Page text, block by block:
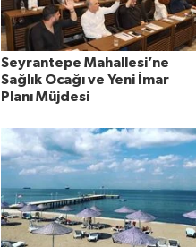
Seyrantepe Mahallesi’ne
Sağlık Ocağı ve Yeni İmar
Planı Müjdesi